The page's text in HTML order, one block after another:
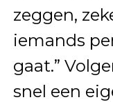
zeggen,
iemands
gaat.”
snel een